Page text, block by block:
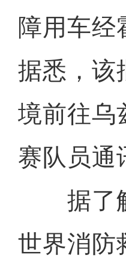
障用车经
据悉，该
境前往乌
赛队员通
据了解
世界消防